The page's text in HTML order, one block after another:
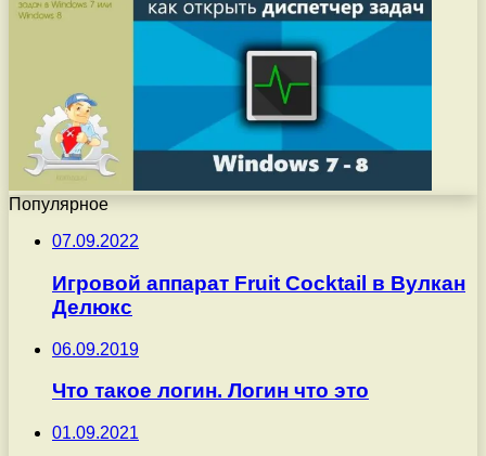
Популярное
07.09.2022
Игровой аппарат Fruit Cocktail в Вулкан
Делюкс
06.09.2019
Что такое логин. Логин что это
01.09.2021